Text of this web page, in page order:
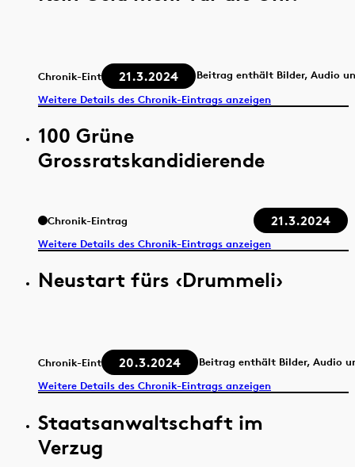
Chronik-Eintrag 21.3.2024
Beitrag enthält Bilder, Audio
Weitere Details des Chronik-Eintrags anzeigen
100 Grüne
Grossratskandidierende
Chronik-Eintrag 21.3.2024
Weitere Details des Chronik-Eintrags anzeigen
Neustart fürs ‹Drummeli›
Chronik-Eintrag 20.3.2024
Beitrag enthält Bilder, Audio
Weitere Details des Chronik-Eintrags anzeigen
Staatsanwaltschaft im
Verzug